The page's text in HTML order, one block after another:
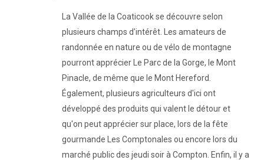
La Vallée de la Coaticook se découvre selon
plusieurs champs d'intérêt. Les amateurs de
randonnée en nature ou de vélo de montagne
pourront apprécier Le Parc de la Gorge, le Mont
Pinacle, de même que le Mont Hereford.
Également, plusieurs agriculteurs d'ici ont
développé des produits qui valent le détour et
qu'on peut apprécier sur place, lors de la fête
gourmande Les Comptonales ou encore lors du
marché public des jeudi soir à Compton. Enfin, il y a